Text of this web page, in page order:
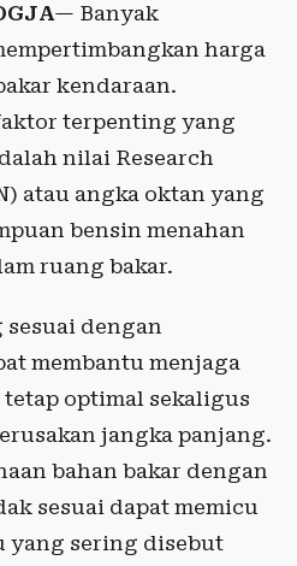
— Banyak
harga
kendaraan.
terpenting yang
nilai Research
atau angka oktan yang
bensin menahan
ruang bakar.
sesuai dengan
membantu menjaga
optimal sekaligus
jangka panjang.
bahan bakar dengan
sesuai dapat memicu
yang sering disebut